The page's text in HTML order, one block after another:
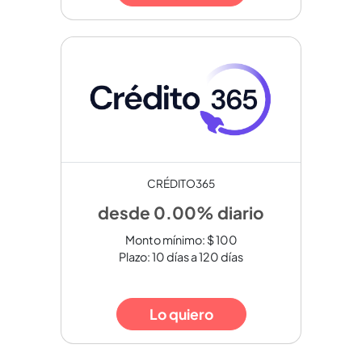
CRÉDITO365
desde 0.00% diario
Monto mínimo: $ 100
Plazo: 10 días a 120 días
Lo quiero